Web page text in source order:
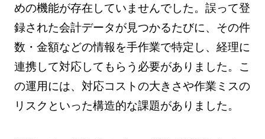
めの機能が存在していませんでした。誤って登
録された会計データが見つかるたびに、その件
数・金額などの情報を手作業で特定し、経理に
連携して対応してもらう必要がありました。こ
の運用には、対応コストの大きさや作業ミスの
リスクといった構造的な課題がありました。